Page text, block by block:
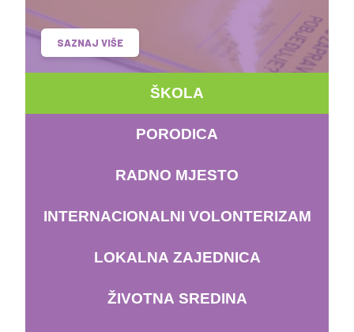
SAZNAJ VIŠE
ŠKOLA
PORODICA
RADNO MJESTO
INTERNACIONALNI VOLONTERIZAM
LOKALNA ZAJEDNICA
ŽIVOTNA SREDINA